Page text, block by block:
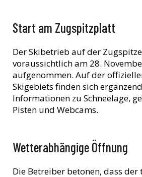
Start am Zugspitzplatt
Der Skibetrieb auf der
voraussichtlich am 28.
aufgenommen. Auf der
Skigebiets finden sich
Informationen zu Schneelage,
Pisten und Webcams.
Wetterabhängige Öffnung
Die Betreiber betonen, dass der